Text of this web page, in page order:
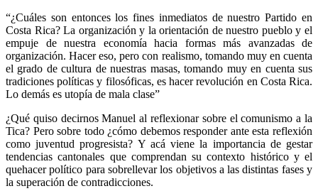
“¿Cuáles son entonces los fines inmediatos de nuestro Partido en
Costa Rica? La organización y la orientación de nuestro pueblo y el
empuje de nuestra economía hacia formas más avanzadas de
organización. Hacer eso, pero con realismo, tomando muy en cuenta
el grado de cultura de nuestras masas, tomando muy en cuenta sus
tradiciones políticas y filosóficas, es hacer revolución en Costa Rica.
Lo demás es utopía de mala clase”
¿Qué quiso decirnos Manuel al reflexionar sobre el comunismo a la
Tica? Pero sobre todo ¿cómo debemos responder ante esta reflexión
como juventud progresista? Y acá viene la importancia de gestar
tendencias cantonales que comprendan su contexto histórico y el
quehacer político para sobrellevar los objetivos a las distintas fases y
la superación de contradicciones.